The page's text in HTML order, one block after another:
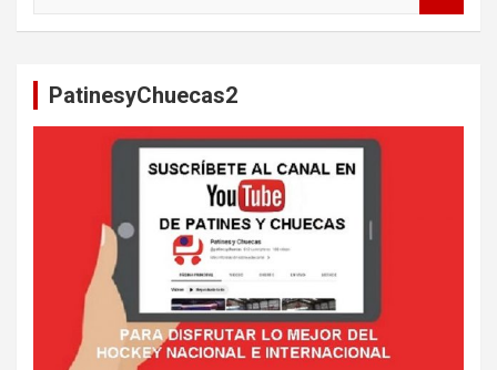
PatinesyChuecas2